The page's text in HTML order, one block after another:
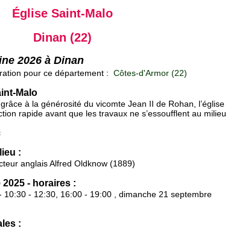
Église Saint-Malo
Dinan (22)
2026 à Dinan
pour ce département : Côtes-d'Armor (22)
Malo
à la générosité du vicomte Jean II de Rohan, l’église
rapide avant que les travaux ne s’essoufflent au milieu
:
anglais Alfred Oldknow (1889)
- horaires :
10:30 - 12:30, 16:00 - 19:00 , dimanche 21 septembre
: